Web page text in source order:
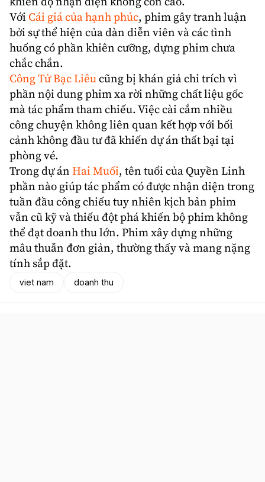
Với Cái giá của hạnh phúc, phim gây tranh luận
bởi sự thể hiện của dàn diễn viên và các tình
huống có phần khiên cưỡng, dựng phim chưa
chắc chắn.
Công Tử Bạc Liêucũng bị khán giả chỉ trích vì
phần nội dung phim xa rời những chất liệu gốc
mà tác phẩm tham chiếu. Việc cài cắm nhiều
công chuyện không liên quan kết hợp với bối
cảnh không đầu tư đã khiến dự án thất bại tại
phòng vé.
Trong dự án Hai Muối, tên tuổi của Quyền Linh
phần nào giúp tác phẩm có được nhận diện trong
tuần đầu công chiếu tuy nhiên kịch bản phim
vẫn cũ kỹ và thiếu đột phá khiến bộ phim không
thể đạt doanh thu lớn. Phim xây dựng những
mâu thuẫn đơn giản, thường thấy và mang nặng
tính sắp đặt.
viet nam doanh thu